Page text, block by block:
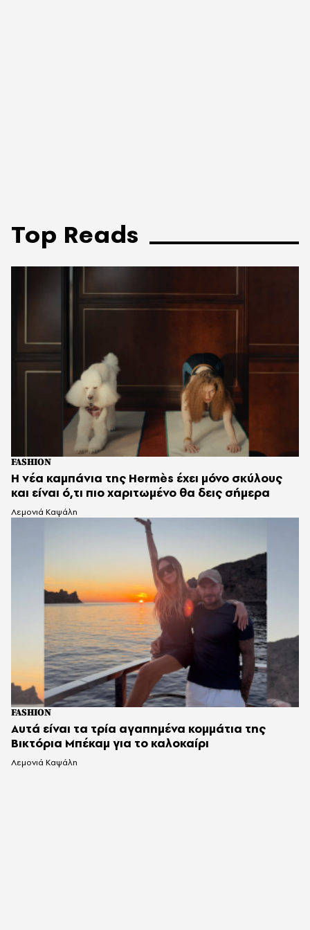
Top Reads
FASHION
Η νέα καμπάνια της Hermès έχει μόνο σκύλους
και είναι ό,τι πιο χαριτωμένο θα δεις σήμερα
Λεμονιά Καψάλη
FASHION
Αυτά είναι τα τρία αγαπημένα κομμάτια της
Βικτόρια Μπέκαμ για το καλοκαίρι
Λεμονιά Καψάλη